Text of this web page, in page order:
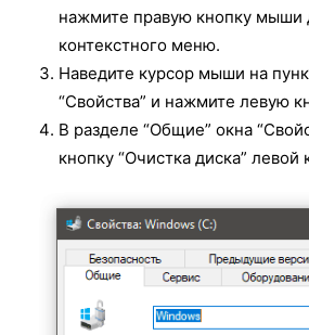
нажмите правую кнопку мыши
контекстного меню.
Наведите курсор мыши на
“Свойства” и нажмите левую
В разделе “Общие” окна
кнопку “Очистка диска”